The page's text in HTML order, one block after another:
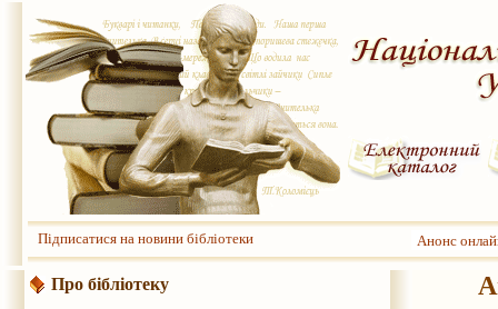
Підписатися на новини бібліотеки Анонс
Про бібліотеку